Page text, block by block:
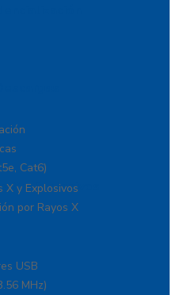
Cat6)
X y Explosivos
X y Explosivos
por Rayos X
USB
MHz)